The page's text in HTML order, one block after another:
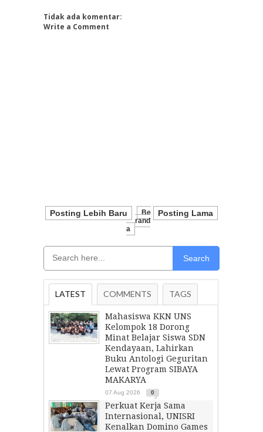
Tidak ada komentar:
Write a Comment
Posting Lebih Baru Posting Lama
Be
Rand
A
Search
LATEST COMMENTS TAGS
Mahasiswa KKN UNS
Kelompok 18 Dorong
Minat Belajar Siswa SDN
Kendayaan, Lahirkan
Buku Antologi Geguritan
Lewat Program SIBAYA
MAKARYA
07 Aug 2026 0
Perkuat Kerja Sama
Internasional, UNISRI
Kenalkan Domino Games